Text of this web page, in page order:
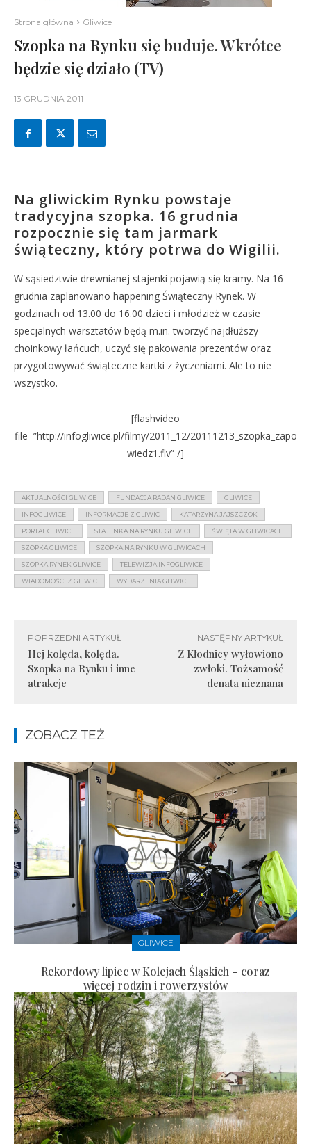
Strona główna Gliwice
Szopka na Rynku się buduje. Wkrótce
będzie się działo (TV)
13 GRUDNIA 2011
Na gliwickim Rynku powstaje
tradycyjna szopka. 16 grudnia
rozpocznie się tam jarmark
świąteczny, który potrwa do Wigilii.
W sąsiedztwie drewnianej stajenki pojawią się kramy. Na 16
grudnia zaplanowano happening Świąteczny Rynek. W
godzinach od 13.00 do 16.00 dzieci i młodzież w czasie
specjalnych warsztatów będą m.in. tworzyć najdłuższy
choinkowy łańcuch, uczyć się pakowania prezentów oraz
przygotowywać świąteczne kartki z życzeniami. Ale to nie
wszystko.
[flashvideo
file=”http://infogliwice.pl/filmy/2011_12/20111213_szopka_zapo
wiedz1.flv” /]
AKTUALNOŚCI GLIWICE FUNDACJA RADAN GLIWICE GLIWICE
INFOGLIWICE INFORMACJE Z GLIWIC KATARZYNA JAJSZCZOK
PORTAL GLIWICE STAJENKA NA RYNKU GLIWICE ŚWIĘTA W GLIWICACH
SZOPKA GLIWICE SZOPKA NA RYNKU W GLIWICACH
SZOPKA RYNEK GLIWICE TELEWIZJA INFOGLIWICE
WIADOMOŚCI Z GLIWIC WYDARZENIA GLIWICE
POPRZEDNI ARTYKUŁ
Hej kolęda, kolęda.
Szopka na Rynku i inne
atrakcje
NASTĘPNY ARTYKUŁ
Z Kłodnicy wyłowiono
zwłoki. Tożsamość
denata nieznana
ZOBACZ TEŻ
GLIWICE
Rekordowy lipiec w Kolejach Śląskich – coraz
więcej rodzin i rowerzystów